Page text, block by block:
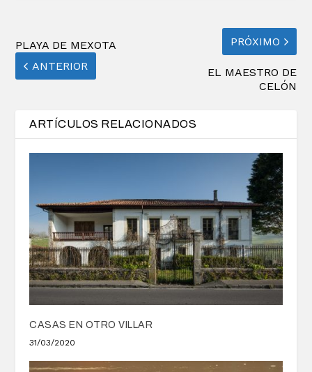
PLAYA DE MEXOTA
ANTERIOR
PRÓXIMO
EL MAESTRO DE
CELÓN
ARTÍCULOS RELACIONADOS
CASAS EN OTRO VILLAR
31/03/2020